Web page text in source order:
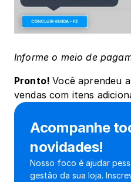
Informe o meio de
Pronto! Você aprendeu
vendas com itens
Acompanhe
novidades!
Nosso foco é ajudar
gestão da sua loja.